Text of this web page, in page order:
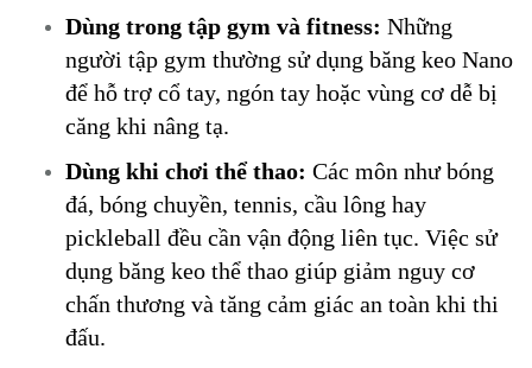
Dùng trong tập gym và fitness: Những
người tập gym thường sử dụng băng keo Nano
để hỗ trợ cổ tay, ngón tay hoặc vùng cơ dễ bị
căng khi nâng tạ.
Dùng khi chơi thể thao: Các môn như bóng
đá, bóng chuyền, tennis, cầu lông hay
pickleball đều cần vận động liên tục. Việc sử
dụng băng keo thể thao giúp giảm nguy cơ
chấn thương và tăng cảm giác an toàn khi thi
đấu.